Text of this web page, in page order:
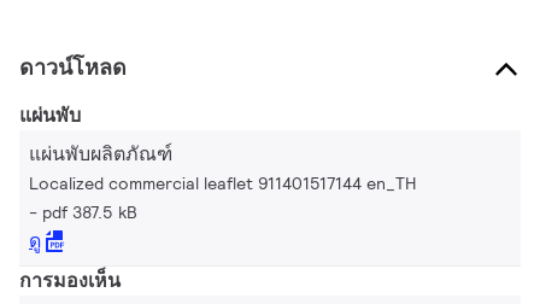
ดาวน์โหลด
แผ่นพับ
แผ่นพับผลิตภัณฑ์
Localized commercial leaflet 911401517144 en_TH
pdf 387.5 kB
ดู
การมองเห็น